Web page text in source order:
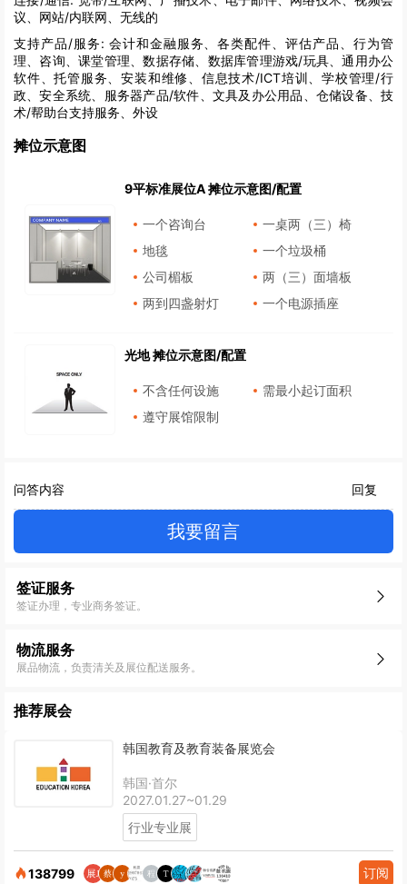
议、网站/内联网、无线的
支持产品/服务: 会计和金融服务、各类配件、评估产品、行为管
理、咨询、课堂管理、数据存储、数据库管理游戏/玩具、通用办公
软件、托管服务、安装和维修、信息技术/ICT培训、学校管理/行
政、安全系统、服务器产品/软件、文具及办公用品、仓储设备、技
术/帮助台支持服务、外设
摊位示意图
9平标准展位A 摊位示意图/配置
一个咨询台
一桌两（三）椅
地毯
一个垃圾桶
公司楣板
两（三）面墙板
两到四盏射灯
一个电源插座
光地 摊位示意图/配置
不含任何设施
需最小起订面积
遵守展馆限制
问答内容 回复
我要留言
签证服务
签证办理，专业商务签证。
物流服务
展品物流，负责清关及展位配送服务。
推荐展会
韩国教育及教育装备展览会
韩国·首尔
2027.01.27~01.29
行业专业展
138799 订阅